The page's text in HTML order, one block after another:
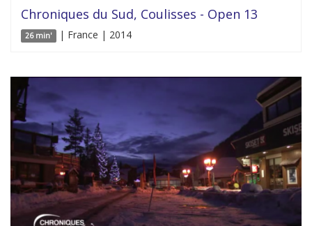
Chroniques du Sud, Coulisses - Open 13
26 min' | France | 2014